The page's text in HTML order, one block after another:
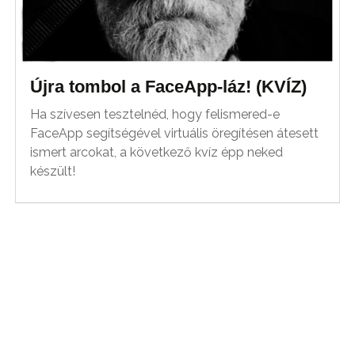
Újra tombol a FaceApp-láz! (KVÍZ)
Ha szívesen tesztelnéd, hogy felismered-e
FaceApp segítségével virtuális öregítésen átesett
ismert arcokat, a következő kvíz épp neked
készült!